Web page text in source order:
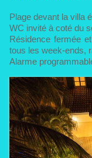
Plage devant la villa
WC invité à coté du
Résidence fermée
tous les week-ends,
Alarme